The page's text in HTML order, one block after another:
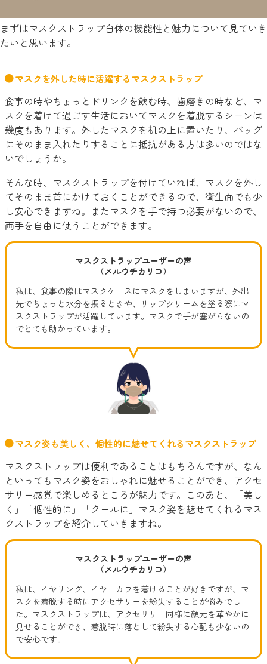
まずはマスクストラップ自体の機能性と魅力について見ていき
たいと思います。
マスクを外した時に活躍するマスクストラップ
食事の時やちょっとドリンクを飲む時、歯磨きの時など、マ
スクを着けて過ごす生活においてマスクを着脱するシーンは
幾度もあります。外したマスクを机の上に置いたり、バッグ
にそのまま入れたりすることに抵抗がある方は多いのではな
いでしょうか。
そんな時、マスクストラップを付けていれば、マスクを外し
てそのまま首にかけておくことができるので、衛生面でも少
し安心できますね。またマスクを手で持つ必要がないので、
両手を自由に使うことができます。
マスクストラップユーザーの声
（メルウチカリコ）
私は、食事の際はマスクケースにマスクをしまいますが、外出
先でちょっと水分を摂るときや、リップクリームを塗る際にマ
スクストラップが活躍しています。マスクで手が塞がらないの
でとても助かっています。
マスク姿も美しく、個性的に魅せてくれるマスクストラップ
マスクストラップは便利であることはもちろんですが、なん
といってもマスク姿をおしゃれに魅せることができ、アクセ
サリー感覚で楽しめるところが魅力です。このあと、「美し
く」「個性的に」「クールに」マスク姿を魅せてくれるマス
クストラップを紹介していきますね。
マスクストラップユーザーの声
（メルウチカリコ）
私は、イヤリング、イヤーカフを着けることが好きですが、マ
スクを着脱する時にアクセサリーを紛失することが悩みでし
た。マスクストラップは、アクセサリー同様に顔元を華やかに
見せることができ、着脱時に落として紛失する心配も少ないの
で安心です。